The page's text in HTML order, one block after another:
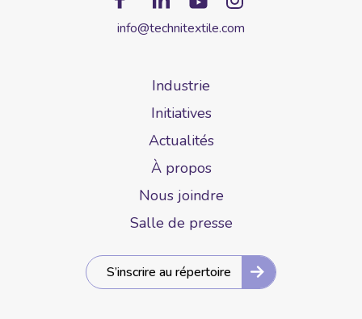
info@technitextile.com
Industrie
Initiatives
Actualités
À propos
Nous joindre
Salle de presse
S’inscrire au répertoire